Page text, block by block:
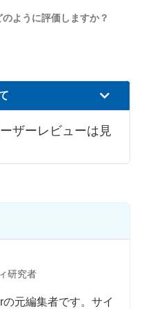
ように評価しますか？
サポ
ザーレビューは見
研究者
元編集者です。サイ